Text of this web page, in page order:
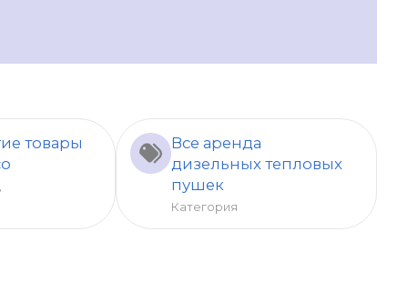
товары
Все аренда
дизельных тепловых
пушек
Категория